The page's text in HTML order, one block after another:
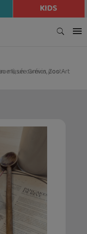
KIDS
musée Grévin, Zoo Art